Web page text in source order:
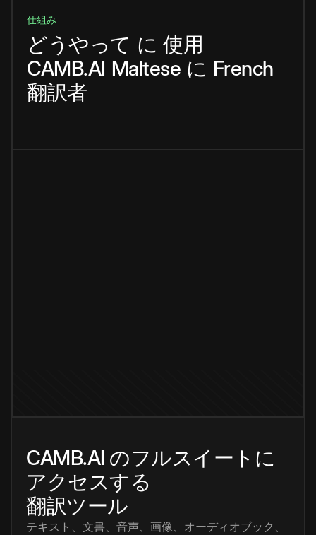
仕組み
どうやって に 使用
CAMB.AI Maltese に French
翻訳者
CAMB.AI のフルスイートに
アクセスする
翻訳ツール
テキスト、文書、音声、画像、オーディオブック、